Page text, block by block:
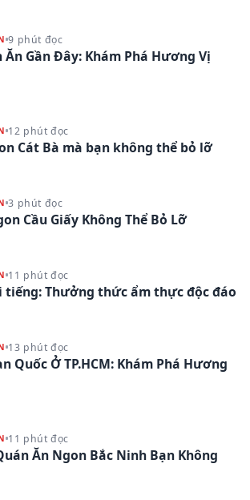
9 phút đọc
Ăn Gần Đây: Khám Phá Hương Vị
12 phút đọc
Cát Bà mà bạn không thể bỏ lỡ
3 phút đọc
Cầu Giấy Không Thể Bỏ Lỡ
11 phút đọc
tiếng: Thưởng thức ẩm thực độc đáo
13 phút đọc
Quốc Ở TP.HCM: Khám Phá Hương
11 phút đọc
Ăn Ngon Bắc Ninh Bạn Không